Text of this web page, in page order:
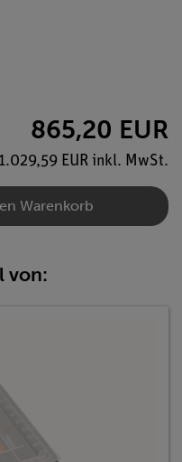
865,20 EUR
1.029,59 EUR inkl. MwSt.
Warenkorb
von: